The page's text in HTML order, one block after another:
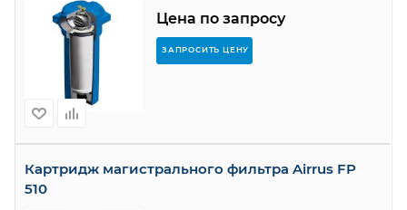
Цена по запросу
ЗАПРОСИТЬ ЦЕНУ
Картридж магистрального фильтра Airrus FP
510